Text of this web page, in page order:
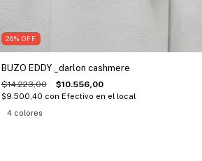
26% OFF
BUZO EDDY _darlon cashmere
$14.223,00 $10.556,00
$9.500,40 con Efectivo en el local
4 colores